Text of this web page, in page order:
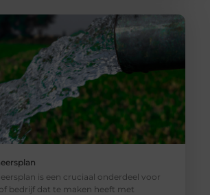
is een cruciaal onderdeel voor
bedrijf dat te maken heeft met